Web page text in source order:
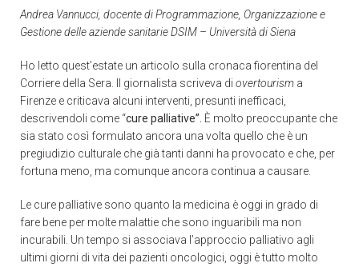
Andrea Vannucci, docente di Programmazione, Organizzazione e
Gestione delle aziende sanitarie DSIM – Università di Siena
Ho letto quest’estate un articolo sulla cronaca fiorentina del
Corriere della Sera. Il giornalista scriveva di overtourism a
Firenze e criticava alcuni interventi, presunti inefficaci,
descrivendoli come “cure palliative”. È molto preoccupante che
sia stato così formulato ancora una volta quello che è un
pregiudizio culturale che già tanti danni ha provocato e che, per
fortuna meno, ma comunque ancora continua a causare.
Le cure palliative sono quanto la medicina è oggi in grado di
fare bene per molte malattie che sono inguaribili ma non
incurabili. Un tempo si associava l’approccio palliativo agli
ultimi giorni di vita dei pazienti oncologici, oggi è tutto molto